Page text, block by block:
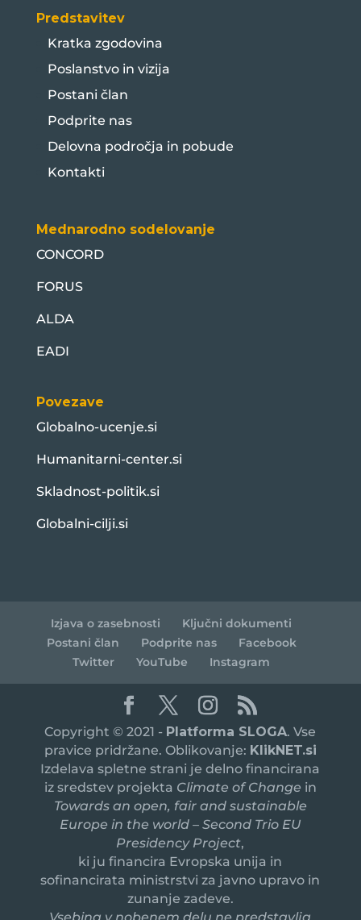
Predstavitev
Kratka zgodovina
Poslanstvo in vizija
Postani član
Podprite nas
Delovna področja in pobude
Kontakti
Mednarodno sodelovanje
CONCORD
FORUS
ALDA
EADI
Povezave
Globalno-ucenje.si
Humanitarni-center.si
Skladnost-politik.si
Globalni-cilji.si
Izjava o zasebnosti
Ključni dokumenti
Postani član
Podprite nas
Facebook
Twitter
YouTube Instagram
Copyright © 2021 - Platforma SLOGA. Vse
pravice pridržane. Oblikovanje: KlikNET.si
Izdelava spletne strani je delno financirana
iz sredstev projekta Climate of Change in
Towards an open, fair and sustainable
Europe in the world – Second Trio EU
Presidency Project,
ki ju financira Evropska unija in
sofinancirata ministrstvi za javno upravo in
zunanje zadeve.